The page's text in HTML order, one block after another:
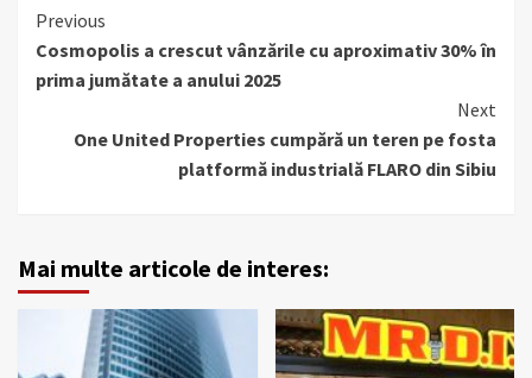
Continue
Reading
Previous
Cosmopolis a crescut vânzările cu aproximativ 30% în
prima jumătate a anului 2025
Next
One United Properties cumpără un teren pe fosta
platformă industrială FLARO din Sibiu
Mai multe articole de interes: